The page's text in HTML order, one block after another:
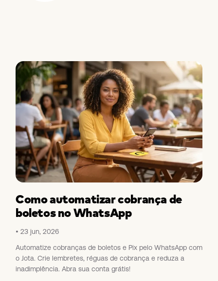
Como automatizar cobrança de
boletos no WhatsApp
23 jun, 2026
Automatize cobranças de boletos e Pix pelo WhatsApp com
o Jota. Crie lembretes, réguas de cobrança e reduza a
inadimplência. Abra sua conta grátis!